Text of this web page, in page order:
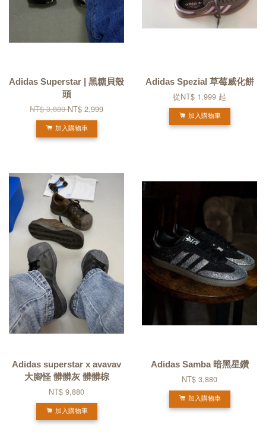
Adidas Superstar | 黑糖貝殼
頭
NT$ 3,880NT$ 2,999
加入購物車
Adidas Spezial 草莓威化餅
從NT$ 1,999 起
加入購物車
Adidas superstar x avavav
大腳怪 髒髒灰 髒髒棕
NT$ 9,880
加入購物車
Adidas Samba 暗黑星鑽
NT$ 3,880
加入購物車